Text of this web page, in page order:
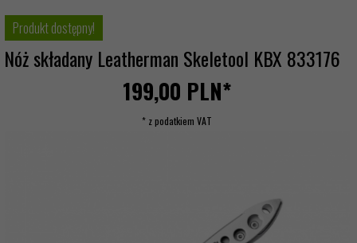
Produkt dostępny!
Nóż składany Leatherman Skeletool KBX 833176
199,00 PLN*
* z podatkiem VAT